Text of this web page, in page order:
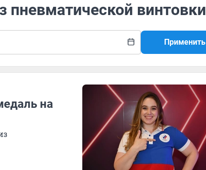
пневматической винтовки
Применить
на